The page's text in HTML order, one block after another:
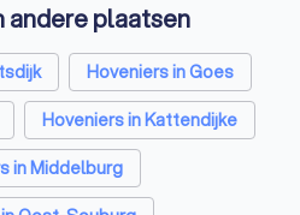
in Heinkenszand
in Heinkenszand
in Heinkenszand
in Heinkenszand
andere plaatsen
Hoveniers in Goes
Hoveniers in Kattendijke
in Middelburg